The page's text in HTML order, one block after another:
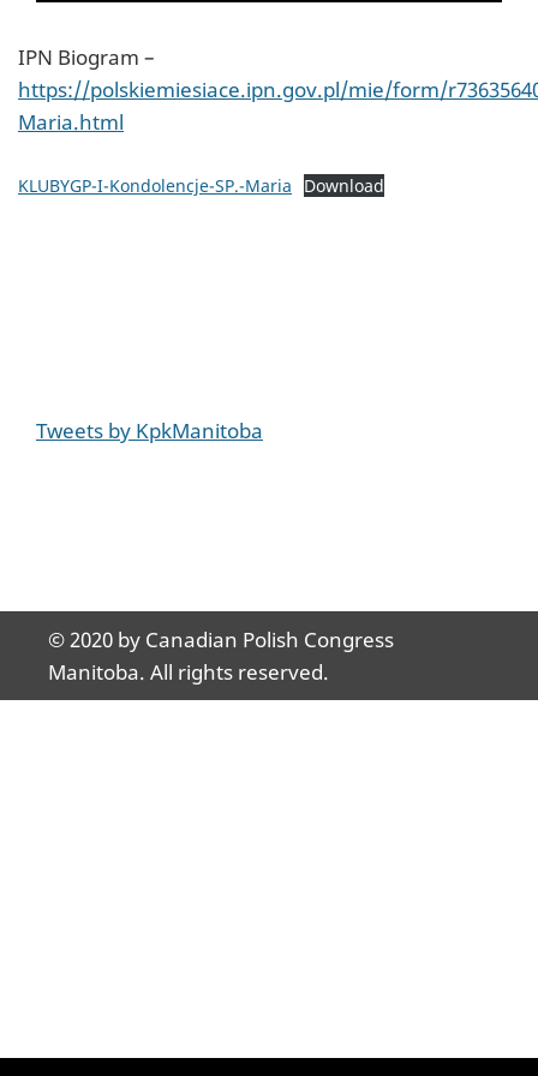
IPN Biogram –
https://polskiemiesiace.ipn.gov.pl/mie/form/
Maria.html
KLUBYGP-I-Kondolencje-SP.-Maria Download
Tweets by KpkManitoba
© 2020 by Canadian Polish Congress
Manitoba. All rights reserved.